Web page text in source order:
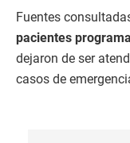
Fuentes
pacientes
dejaron de ser
casos de